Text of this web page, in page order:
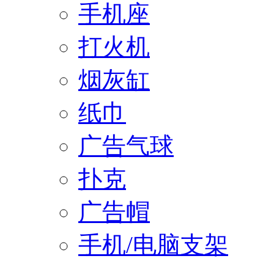
手机座
打火机
烟灰缸
纸巾
广告气球
扑克
广告帽
手机/电脑支架